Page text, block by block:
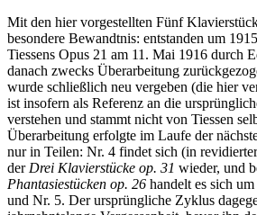
Mit den hier vorgestellten Fünf
besondere Bewandtnis: entstanden um
Tiessens Opus 21 am 11. Mai 1916 durch
danach zwecks Überarbeitung
wurde schließlich neu vergeben (die hier
ist insofern als Referenz an die
verstehen und stammt nicht von Tiessen
Überarbeitung erfolgte im Laufe der
nur in Teilen: Nr. 4 findet sich (in
der Drei Klavierstücke op. 31 wieder, und
Phantasiestücken op. 26 handelt es sich
und Nr. 5. Der ursprüngliche Zyklus